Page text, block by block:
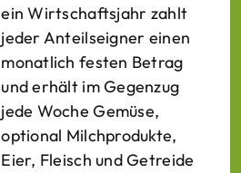
ein Wirtschaftsjahr zahlt
jeder Anteilseigner einen
monatlich festen Betrag
und erhält im Gegenzug
jede Woche Gemüse,
optional Milchprodukte,
Eier, Fleisch und Getreide